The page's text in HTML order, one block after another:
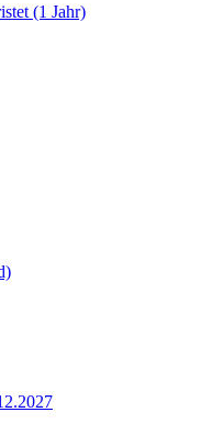
(1 Jahr)